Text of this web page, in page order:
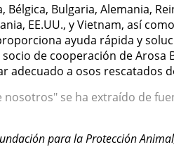
Bélgica, Bulgaria, Alemania,
EE.UU., y Vietnam, así
ayuda rápida y
de cooperación de
adecuado a osos rescatados
nosotros" se ha extraído de
para la Protección